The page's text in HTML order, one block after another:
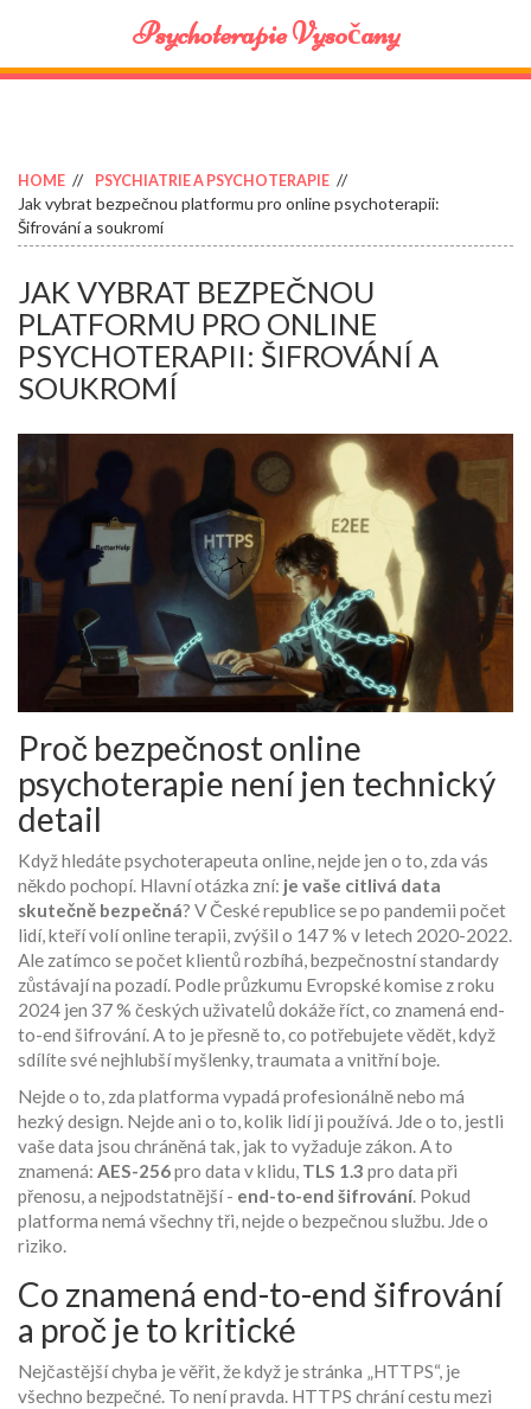
Psychoterapie Vysočany
HOME PSYCHIATRIE A PSYCHOTERAPIE
Jak vybrat bezpečnou platformu pro online psychoterapii:
Šifrování a soukromí
JAK VYBRAT BEZPEČNOU
PLATFORMU PRO ONLINE
PSYCHOTERAPII: ŠIFROVÁNÍ A
SOUKROMÍ
Proč bezpečnost online
psychoterapie není jen technický
detail
Když hledáte psychoterapeuta online, nejde jen o to, zda vás
někdo pochopí. Hlavní otázka zní: je vaše citlivá data
skutečně bezpečná? V České republice se po pandemii počet
lidí, kteří volí online terapii, zvýšil o 147 % v letech 2020-2022.
Ale zatímco se počet klientů rozbíhá, bezpečnostní standardy
zůstávají na pozadí. Podle průzkumu Evropské komise z roku
2024 jen 37 % českých uživatelů dokáže říct, co znamená end-
to-end šifrování. A to je přesně to, co potřebujete vědět, když
sdílíte své nejhlubší myšlenky, traumata a vnitřní boje.
Nejde o to, zda platforma vypadá profesionálně nebo má
hezký design. Nejde ani o to, kolik lidí ji používá. Jde o to, jestli
vaše data jsou chráněná tak, jak to vyžaduje zákon. A to
znamená: AES-256pro data v klidu, TLS 1.3 pro data při
přenosu, a nejpodstatnější - end-to-end šifrování. Pokud
platforma nemá všechny tři, nejde o bezpečnou službu. Jde o
riziko.
Co znamená end-to-end šifrování
a proč je to kritické
Nejčastější chyba je věřit, že když je stránka „HTTPS“, je
všechno bezpečné. To není pravda. HTTPS chrání cestu mezi